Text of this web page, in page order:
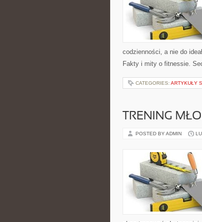
codzienności, a nie do
Fakty i mity o fitnessie.
CATEGORIES: ARTYKUŁY
TRENING
POSTED BY ADMIN